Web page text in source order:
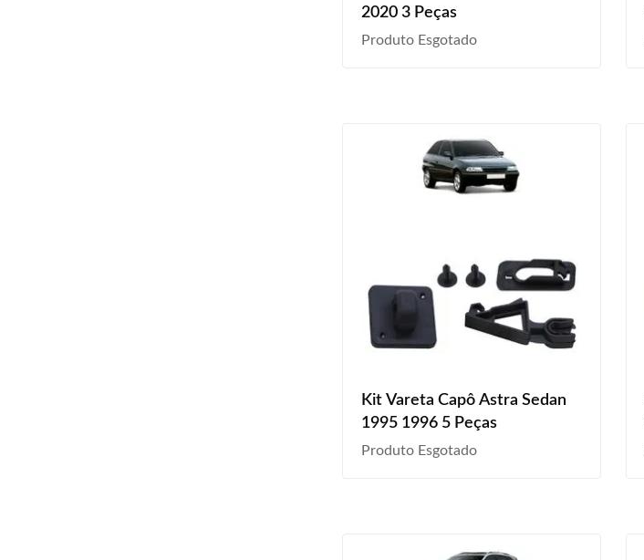
2020 3 Peças
Produto Esgotado
Kit Vareta Capô Astra Sedan
1995 1996 5 Peças
Produto Esgotado